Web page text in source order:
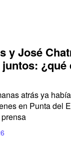
y José
atrás ya
en Punta del